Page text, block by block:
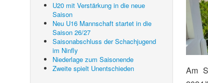
U20 mit Verstärkung in die neue
Saison
Neu U16 Mannschaft startet in die
Saison 26/27
Saisonabschluss der Schachjugend
im Ninfly
Niederlage zum Saisonende
Zweite spielt Unentschieden
Am